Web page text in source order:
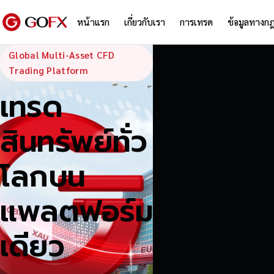
หน้าแรก เกี่ยวกับเรา การเทรด ข้อมูลทางก
GoFX —
Global Multi-Asset CFD
Trading Platform
เทรด
สินทรัพย์ทั่ว
โลกบน
แพลตฟอร์ม
เดียว